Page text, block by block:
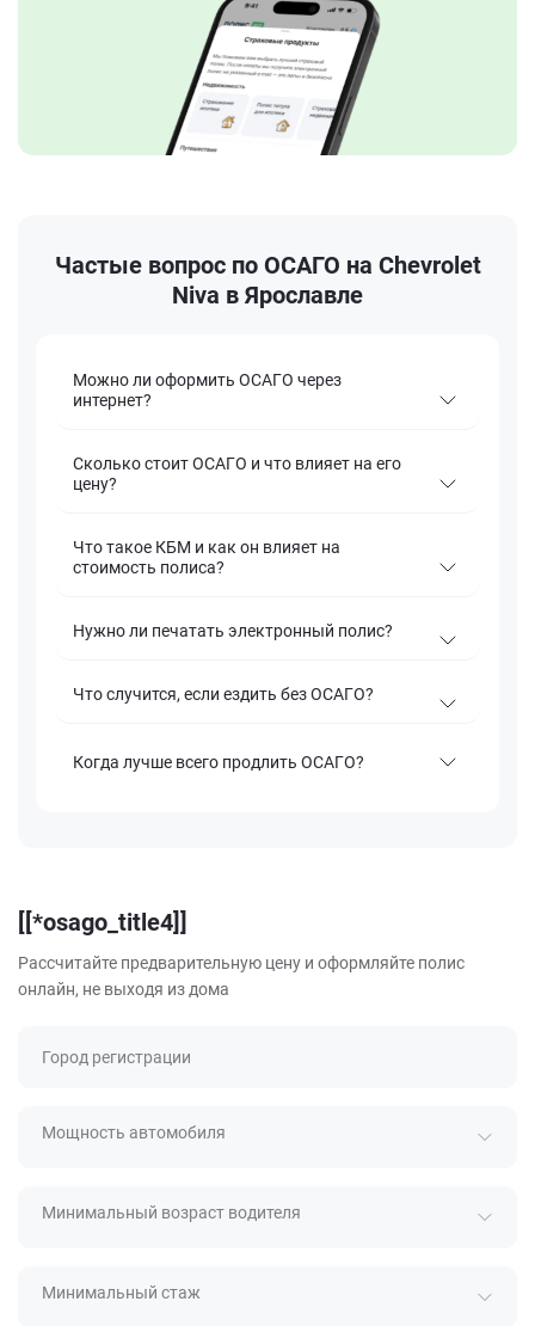
Частые вопрос по ОСАГО на Chevrolet
Niva в Ярославле
Можно ли оформить ОСАГО через
интернет?
Сколько стоит ОСАГО и что влияет на его
цену?
Что такое КБМ и как он влияет на
стоимость полиса?
Нужно ли печатать электронный полис?
Что случится, если ездить без ОСАГО?
Когда лучше всего продлить ОСАГО?
[[*osago_title4]]
Рассчитайте предварительную цену и оформляйте полис
онлайн, не выходя из дома
Город регистрации
Мощность автомобиля
Минимальный возраст водителя
Минимальный стаж